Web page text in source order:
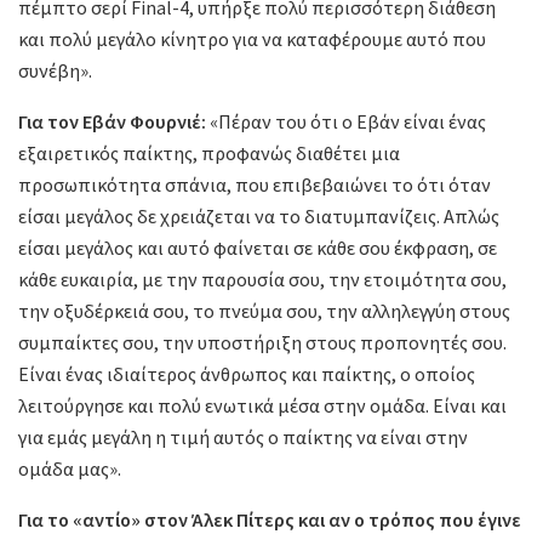
πέμπτο σερί Final-4, υπήρξε πολύ περισσότερη διάθεση
και πολύ μεγάλο κίνητρο για να καταφέρουμε αυτό που
συνέβη».
Για τον Εβάν Φουρνιέ: «Πέραν του ότι ο Εβάν είναι ένας
εξαιρετικός παίκτης, προφανώς διαθέτει μια
προσωπικότητα σπάνια, που επιβεβαιώνει το ότι όταν
είσαι μεγάλος δε χρειάζεται να το διατυμπανίζεις. Απλώς
είσαι μεγάλος και αυτό φαίνεται σε κάθε σου έκφραση, σε
κάθε ευκαιρία, με την παρουσία σου, την ετοιμότητα σου,
την οξυδέρκειά σου, το πνεύμα σου, την αλληλεγγύη στους
συμπαίκτες σου, την υποστήριξη στους προπονητές σου.
Είναι ένας ιδιαίτερος άνθρωπος και παίκτης, ο οποίος
λειτούργησε και πολύ ενωτικά μέσα στην ομάδα. Είναι και
για εμάς μεγάλη η τιμή αυτός ο παίκτης να είναι στην
ομάδα μας».
Για το «αντίο» στον Άλεκ Πίτερς και αν ο τρόπος που έγινε